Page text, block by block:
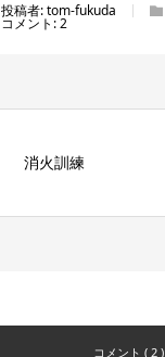
投稿者:tom-fukuda
コメント:2
消火訓練
コメント ( 2 )